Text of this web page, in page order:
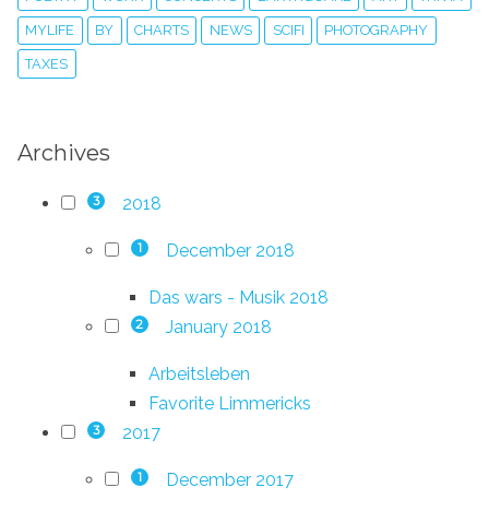
MYLIFE BY CHARTS NEWS SCIFI PHOTOGRAPHY
TAXES
Archives
3 2018
1 December 2018
Das wars - Musik 2018
2 January 2018
Arbeitsleben
Favorite Limmericks
3 2017
1 December 2017